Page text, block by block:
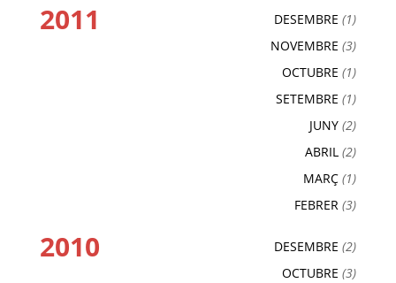
2011 DESEMBRE (1)
NOVEMBRE (3)
OCTUBRE (1)
SETEMBRE (1)
JUNY (2)
ABRIL (2)
MARÇ (1)
FEBRER (3)
2010 DESEMBRE (2)
OCTUBRE (3)